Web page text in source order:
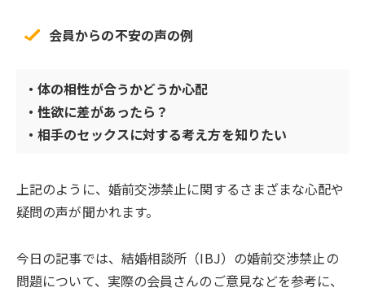
会員からの不安の声の例
・体の相性が合うかどうか心配
・性欲に差があったら？
・相手のセックスに対する考え方を知りたい
上記のように、婚前交渉禁止に関するさまざまな心配や
疑問の声が聞かれます。
今日の記事では、結婚相談所（IBJ）の婚前交渉禁止の
問題について、実際の会員さんのご意見などを参考に、